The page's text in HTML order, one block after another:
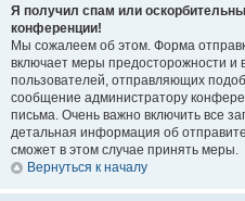
Я получил спам или
конференции!
Мы сожалеем об этом. Форма
включает меры предосторожности и
пользователей, отправляющих
сообщение администратору
письма. Очень важно включить все
детальная информация об
сможет в этом случае принять меры.
Вернуться к началу